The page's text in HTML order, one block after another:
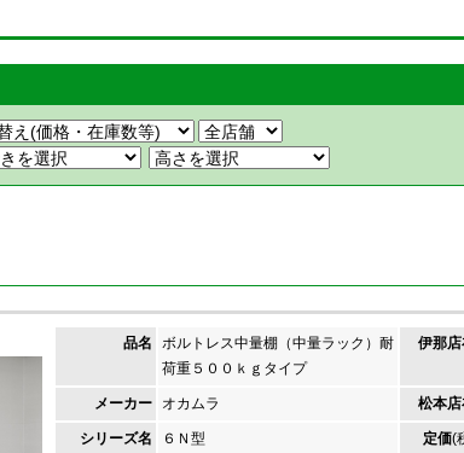
品名
ボルトレス中量棚（中量ラック）耐
荷重５００ｋｇタイプ
伊那
メーカー オカムラ 松本
シリーズ名 ６Ｎ型 定価(